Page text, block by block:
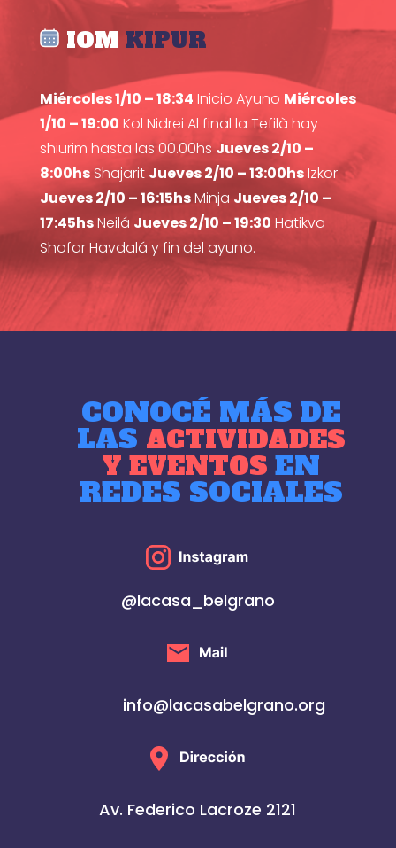
IOM KIPUR
Miércoles 1/10 – 18:34 Inicio Ayuno Miércoles
1/10 – 19:00 Kol Nidrei Al final la Tefilà hay
shiurim hasta las 00.00hsJueves 2/10 –
8:00hsShajarit Jueves 2/10 – 13:00hsIzkor
Jueves 2/10 – 16:15hsMinja Jueves 2/10 –
17:45hsNeilá Jueves 2/10 – 19:30 Hatikva
Shofar Havdalá y fin del ayuno.
CONOCÉ MÁS DE
LAS ACTIVIDADES
Y EVENTOSEN
REDES SOCIALES
@lacasa_belgrano
info@lacasabelgrano.org
Av. Federico Lacroze 2121